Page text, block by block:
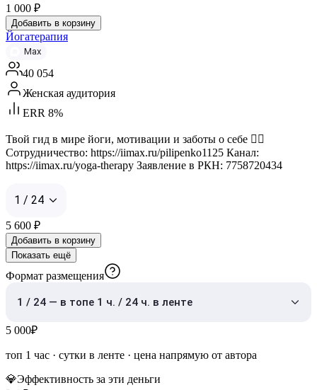
1 000 ₽
Добавить в корзину
Йогатерапия
Max
40 054
Женская аудитория
ERR 8%
Твой гид в мире йоги, мотивации и заботы о себе 🧘‍♀️
Сотрудничество: https://iimax.ru/pilipenko1125 Канал:
https://iimax.ru/yoga-therapy Заявление в РКН: 7758720434
1 / 24
5 600 ₽
Добавить в корзину
Показать ещё
Формат размещения
1 / 24 — в топе 1 ч. / 24 ч. в ленте
5 000₽
топ 1 час · сутки в ленте · цена напрямую от автора
💎Эффективность за эти деньги